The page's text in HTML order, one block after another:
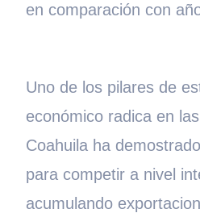
en comparación con
Uno de los pilares de
económico radica en
Coahuila ha
para competir a nivel
acumulando